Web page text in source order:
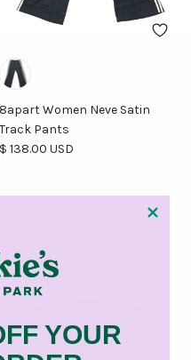
8apart Women Neve Satin
Track Pants
Precio normal
$ 138.00 USD
YOUR